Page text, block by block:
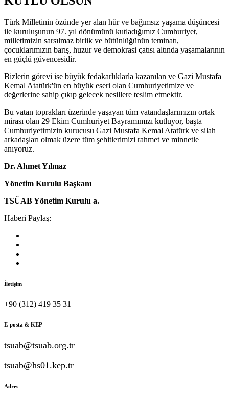
Türk Milletinin özünde yer alan hür ve bağımsız yaşama düşüncesi
ile kuruluşunun 97. yıl dönümünü kutladığımız Cumhuriyet,
milletimizin sarsılmaz birlik ve bütünlüğünün teminatı,
çocuklarımızın barış, huzur ve demokrasi çatısı altında yaşamalarının
en güçlü güvencesidir.
Bizlerin görevi ise büyük fedakarlıklarla kazanılan ve Gazi Mustafa
Kemal Atatürk'ün en büyük eseri olan Cumhuriyetimize ve
değerlerine sahip çıkıp gelecek nesillere teslim etmektir.
Bu vatan toprakları üzerinde yaşayan tüm vatandaşlarımızın ortak
mirası olan 29 Ekim Cumhuriyet Bayramımızı kutluyor, başta
Cumhuriyetimizin kurucusu Gazi Mustafa Kemal Atatürk ve silah
arkadaşları olmak üzere tüm şehitlerimizi rahmet ve minnetle
anıyoruz.
Dr. Ahmet Yılmaz
Yönetim Kurulu Başkanı
TSÜAB Yönetim Kurulu a.
Haberi Paylaş:
İletişim
+90 (312) 419 35 31
E-posta & KEP
tsuab@tsuab.org.tr
tsuab@hs01.kep.tr
Adres